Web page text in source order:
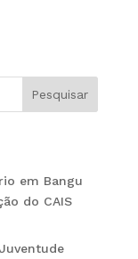
Pesquisar
em Bangu
do CAIS